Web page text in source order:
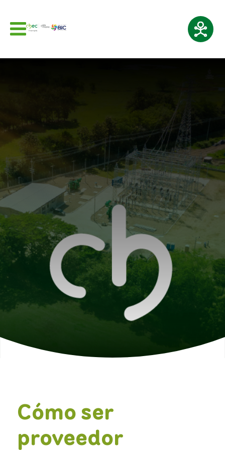
Cómo ser
proveedor